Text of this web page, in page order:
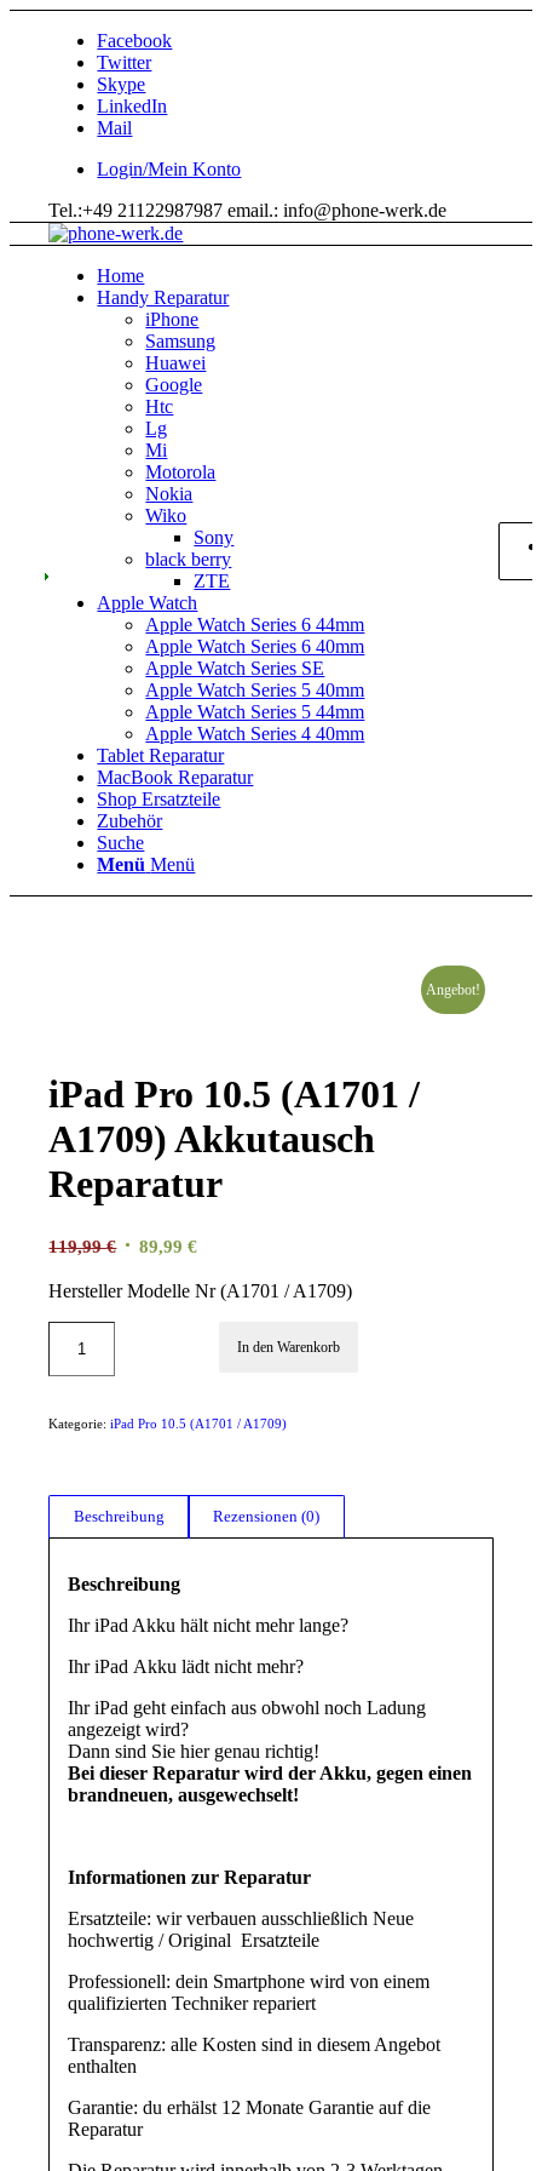
Facebook
Twitter
Skype
LinkedIn
Mail
Login/Mein Konto
Tel.:+49 21122987987 email.: info@phone-werk.de
Home
Handy Reparatur
iPhone
Samsung
Huawei
Google
Htc
Lg
Mi
Motorola
Nokia
Wiko
Sony
black berry
ZTE
Apple Watch
Apple Watch Series 6 44mm
Apple Watch Series 6 40mm
Apple Watch Series SE
Apple Watch Series 5 40mm
Apple Watch Series 5 44mm
Apple Watch Series 4 40mm
Tablet Reparatur
MacBook Reparatur
Shop Ersatzteile
Zubehör
Suche
Menü Menü
Angebot!
iPad Pro 10.5 (A1701 /
A1709) Akkutausch
Reparatur
119,99€ Ursprünglicher
war:
89,99€Aktueller
ist:
Hersteller Modelle Nr (A1701 / A1709)
In den Warenkorb
Kategorie:iPad Pro 10.5 (A1701 / A1709)
Beschreibung Rezensionen (0)
Beschreibung
Ihr iPad Akku hält nicht mehr lange?
Ihr iPad Akku lädt nicht mehr?
Ihr iPad geht einfach aus obwohl noch Ladung
angezeigt wird?
Dann sind Sie hier genau richtig!
Bei dieser Reparatur wird der Akku, gegen einen
brandneuen, ausgewechselt!
Informationen zur Reparatur
Ersatzteile: wir verbauen ausschließlich Neue
hochwertig / Original Ersatzteile
Professionell: dein Smartphone wird von einem
qualifizierten Techniker repariert
Transparenz: alle Kosten sind in diesem Angebot
enthalten
Garantie: du erhälst 12 Monate Garantie auf die
Reparatur